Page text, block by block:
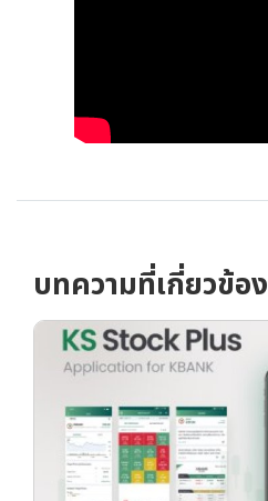
บทความที่เกี่ยวข้อง